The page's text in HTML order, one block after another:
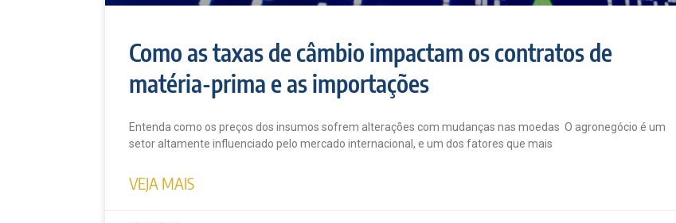
Como as taxas de câmbio impactam os contratos de
matéria-prima e as importações
Entenda como os preços dos insumos sofrem alterações com mudanças nas moedas O agronegócio é um
setor altamente influenciado pelo mercado internacional, e um dos fatores que mais
VEJA MAIS